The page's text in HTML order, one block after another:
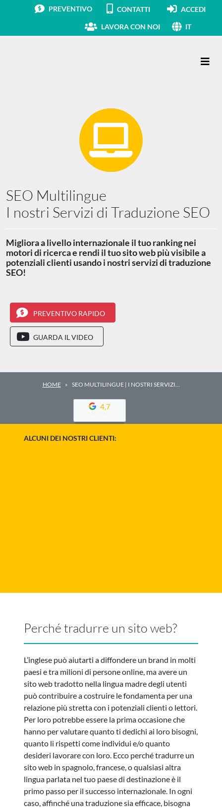
PREVENTIVO CONTATTI ACCEDI
LAVORA CON NOI IT
SEO Multilingue
I nostri Servizi di Traduzione SEO
Migliora a livello internazionale il tuo ranking nei
motori di ricerca e rendi il tuo sito web più visibile a
potenziali clienti usando i nostri servizi di traduzione
SEO!
PREVENTIVO RAPIDO
GUARDA IL VIDEO
HOME SEO MULTILINGUE | I NOSTRI SERVIZI…
4,7
ALCUNI DEI NOSTRI CLIENTI:
Perché tradurre un sito web?
L’inglese può aiutarti a diffondere un brand in molti
paesi e tra milioni di persone online, ma avere un
sito web tradotto nella lingua madre degli utenti
può contribuire a costruire le fondamenta per una
relazione più stretta con i potenziali clienti o lettori.
Per loro potrebbe essere la prima occasione che
hanno per valutare quanto ti dedichi ai loro bisogni,
quanto li rispetti come individui e/o quanto
desideri lavorare con loro. Ecco perché tradurre un
sito web in spagnolo, francese, o qualsiasi altra
lingua parlata nel tuo paese di destinazione è il
primo passo per il successo internazionale. In ogni
caso, affinché una traduzione sia efficace, bisogna